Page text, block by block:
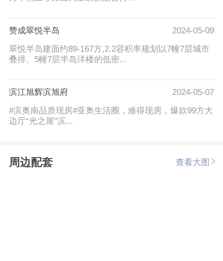
赞成翠悦半岛
2024-05-09
翠悦半岛建面约89-167方,2.2容积率规划以7幢7层城市
叠排、5幢7层半岛洋楼的低密...
滨江旭辉滨旭府
2024-05-07
#滨奥南品质现房#亚奥生活圈，难得现房，爆款99方大
边厅“光之屋”滨...
周边配套 查看大图